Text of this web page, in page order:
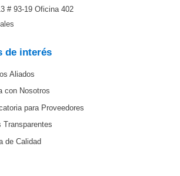
# 93-19 Oficina 402
de interés
Aliados
con Nosotros
para Proveedores
Transparentes
de Calidad